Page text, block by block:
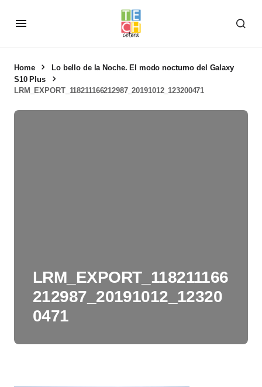
Home
Lo bello de la Noche. El modo nocturno del Galaxy
S10 Plus
LRM_EXPORT_118211166212987_20191012_123200471
LRM_EXPORT_118211166
212987_20191012_12320
0471